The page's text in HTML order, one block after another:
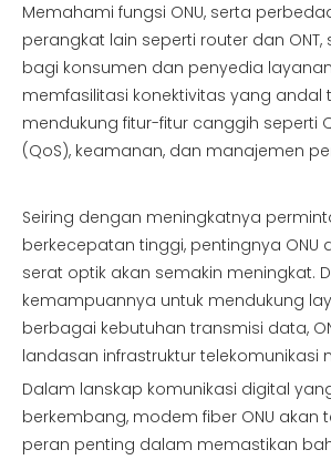
Memahami fungsi ONU, serta
perangkat lain seperti router dan
bagi konsumen dan penyedia
memfasilitasi konektivitas yang andal
mendukung fitur-fitur canggih seperti
(QoS), keamanan, dan manajemen
Seiring dengan meningkatnya
berkecepatan tinggi, pentingnya ONU
serat optik akan semakin meningkat.
kemampuannya untuk mendukung
berbagai kebutuhan transmisi data,
landasan infrastruktur telekomunikasi
Dalam lanskap komunikasi digital
berkembang, modem fiber ONU akan
peran penting dalam memastikan